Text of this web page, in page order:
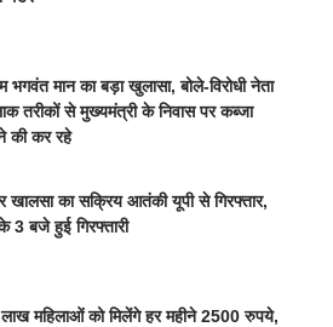
भगवंत मान का बड़ा खुलासा, बोले-विरोधी नेता
तरीकों से मुख्यमंत्री के निवास पर कब्जा
की कर रहे
खालसा का सक्रिय आतंकी यूपी से गिरफ्तार,
3 बजे हुई गिरफ्तारी
महिलाओं को मिलेंगे हर महीने 2500 रुपये,